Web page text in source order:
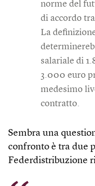
norme del
di accordo
La
salariale di
3.000 euro
medesimo
contratto.
Sembra una
confronto è tra due
Federdistribuzione